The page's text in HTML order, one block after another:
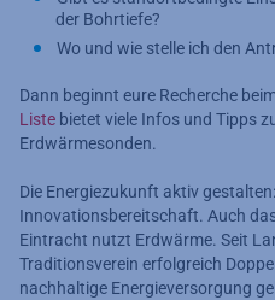
der Bohrtiefe?
Wo und wie stelle ich den
Dann beginnt eure Recherche
Liste bietet viele Infos und Tipps
Erdwärmesonden.
Die Energiezukunft aktiv
Innovationsbereitschaft. Auch
Eintracht nutzt Erdwärme. Seit
Traditionsverein erfolgreich
nachhaltige Energieversorgung